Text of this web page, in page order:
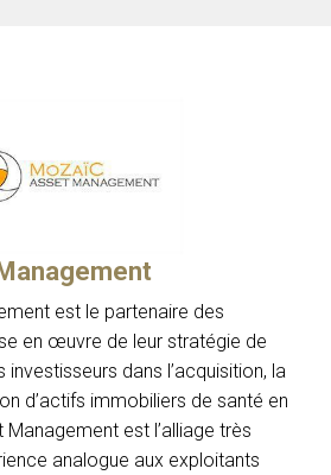
est le partenaire des
en œuvre de leur stratégie de
dans l’acquisition, la
d’actifs immobiliers de santé en
est l’alliage très
analogue aux exploitants